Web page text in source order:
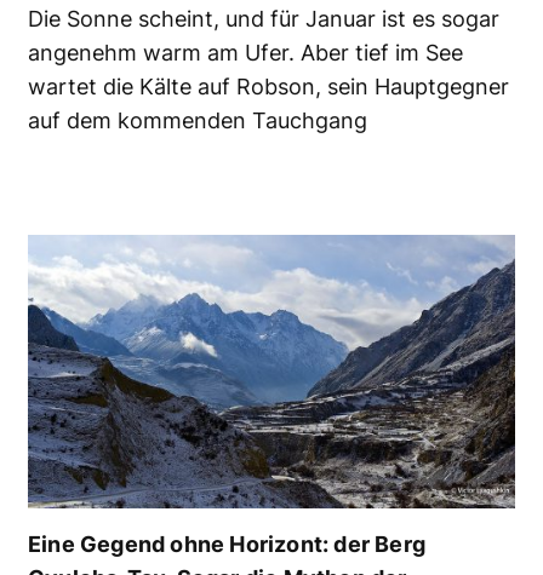
Die Sonne scheint, und für Januar ist es sogar
angenehm warm am Ufer. Aber tief im See
wartet die Kälte auf Robson, sein Hauptgegner
auf dem kommenden Tauchgang
Eine Gegend ohne Horizont: der Berg